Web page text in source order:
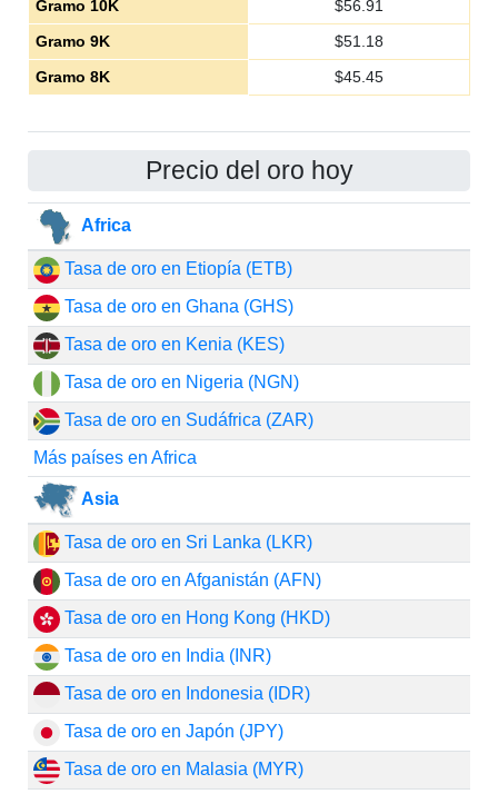
Gramo 10K $56.91
Gramo 9K
$51.18
Gramo 8K
$45.45
Precio del oro hoy
Africa
Tasa de oro en Etiopía (ETB)
Tasa de oro en Ghana (GHS)
Tasa de oro en Kenia (KES)
Tasa de oro en Nigeria (NGN)
Tasa de oro en Sudáfrica (ZAR)
Más países en Africa
Asia
Tasa de oro en Sri Lanka (LKR)
Tasa de oro en Afganistán (AFN)
Tasa de oro en Hong Kong (HKD)
Tasa de oro en India (INR)
Tasa de oro en Indonesia (IDR)
Tasa de oro en Japón (JPY)
Tasa de oro en Malasia (MYR)